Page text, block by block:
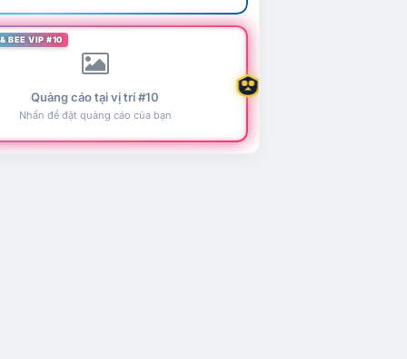
BEE VIP #10
Quảng cáo tại vị trí #10
Nhấn để đặt quảng cáo của bạn